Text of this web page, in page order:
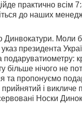
практично
до наших
Динвокатури. Моли
президента
більше нічого не
та пропонуємо
і викличе
Носки